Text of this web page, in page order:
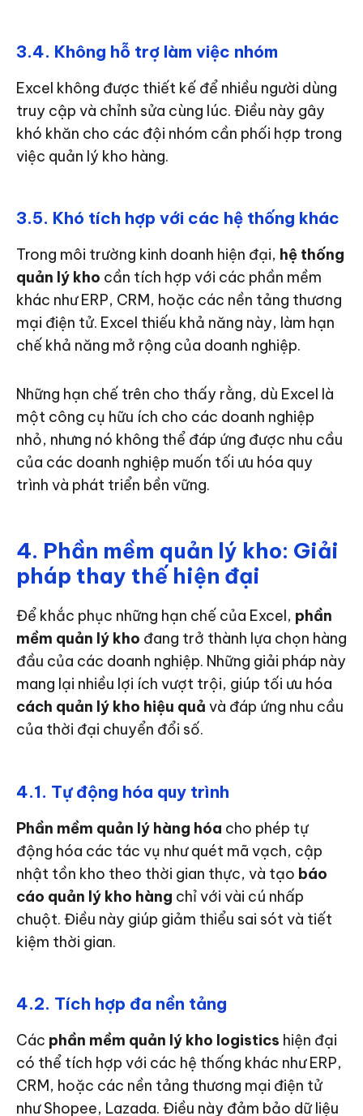
3.4. Không hỗ trợ làm việc nhóm
Excel không được thiết kế để nhiều người dùng
truy cập và chỉnh sửa cùng lúc. Điều này gây
khó khăn cho các đội nhóm cần phối hợp trong
việc quản lý kho hàng.
3.5. Khó tích hợp với các hệ thống khác
Trong môi trường kinh doanh hiện đại, hệ thống
quản lý kho cần tích hợp với các phần mềm
khác như ERP, CRM, hoặc các nền tảng thương
mại điện tử. Excel thiếu khả năng này, làm hạn
chế khả năng mở rộng của doanh nghiệp.
Những hạn chế trên cho thấy rằng, dù Excel là
một công cụ hữu ích cho các doanh nghiệp
nhỏ, nhưng nó không thể đáp ứng được nhu cầu
của các doanh nghiệp muốn tối ưu hóa quy
trình và phát triển bền vững.
4. Phần mềm quản lý kho: Giải
pháp thay thế hiện đại
Để khắc phục những hạn chế của Excel, phần
mềm quản lý kho đang trở thành lựa chọn hàng
đầu của các doanh nghiệp. Những giải pháp này
mang lại nhiều lợi ích vượt trội, giúp tối ưu hóa
cách quản lý kho hiệu quả và đáp ứng nhu cầu
của thời đại chuyển đổi số.
4.1. Tự động hóa quy trình
Phần mềm quản lý hàng hóa cho phép tự
động hóa các tác vụ như quét mã vạch, cập
nhật tồn kho theo thời gian thực, và tạo báo
cáo quản lý kho hàng chỉ với vài cú nhấp
chuột. Điều này giúp giảm thiểu sai sót và tiết
kiệm thời gian.
4.2. Tích hợp đa nền tảng
Các phần mềm quản lý kho logistics hiện đại
có thể tích hợp với các hệ thống khác như ERP,
CRM, hoặc các nền tảng thương mại điện tử
như Shopee, Lazada. Điều này đảm bảo dữ liệu